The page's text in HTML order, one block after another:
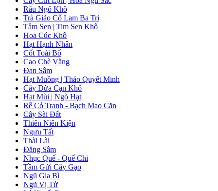
Râu Ngô Khô
Trà Giảo Cổ Lam Ba Tri
Tâm Sen | Tim Sen Khô
Hoa Cúc Khô
Hạt Hạnh Nhân
Cốt Toái Bổ
Cao Chè Vằng
Đan Sâm
Hạt Muồng | Thảo Quyết Minh
Cây Dừa Cạn Khô
Hạt Mùi | Ngò Hạt
Rễ Cỏ Tranh - Bạch Mao Căn
Cây Sài Đất
Thiên Niên Kiện
Ngưu Tất
Thài Lài
Đẳng Sâm
Nhục Quế - Quế Chi
Tầm Gửi Cây Gạo
Ngũ Gia Bì
Ngũ Vị Tử